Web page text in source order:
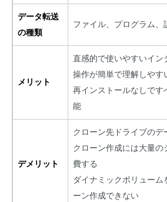
データ転送
の種類
ファイル、プログラム、
メリット
直感的で使いやすいイン
操作が簡単で理解しやす
再インストールなしです
能
デメリット
クローン先ドライブのデ
クローン作成には大量の
費する
ダイナミックボリューム
ーン作成できない